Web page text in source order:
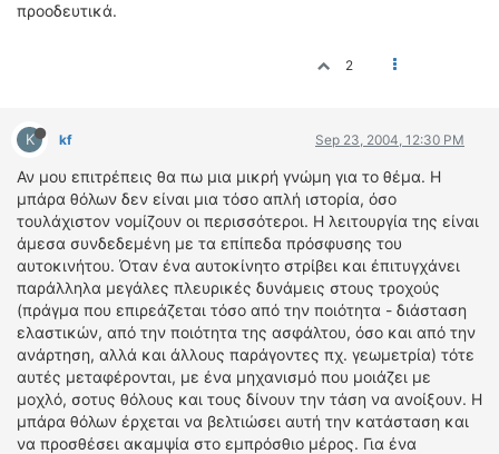
προοδευτικά.
2
K kf Sep 23, 2004, 12:30 PM
Αν μου επιτρέπεις θα πω μια μικρή γνώμη για το θέμα. Η
μπάρα θόλων δεν είναι μια τόσο απλή ιστορία, όσο
τουλάχιστον νομίζουν οι περισσότεροι. Η λειτουργία της είναι
άμεσα συνδεδεμένη με τα επίπεδα πρόσφυσης του
αυτοκινήτου. Όταν ένα αυτοκίνητο στρίβει και έπιτυγχάνει
παράλληλα μεγάλες πλευρικές δυνάμεις στους τροχούς
(πράγμα που επιρεάζεται τόσο από την ποιότητα - διάσταση
ελαστικών, από την ποιότητα της ασφάλτου, όσο και από την
ανάρτηση, αλλά και άλλους παράγοντες πχ. γεωμετρία) τότε
αυτές μεταφέρονται, με ένα μηχανισμό που μοιάζει με
μοχλό, σοτυς θόλους και τους δίνουν την τάση να ανοίξουν. Η
μπάρα θόλων έρχεται να βελτιώσει αυτή την κατάσταση και
να προσθέσει ακαμψία στο εμπρόσθιο μέρος. Για ένα